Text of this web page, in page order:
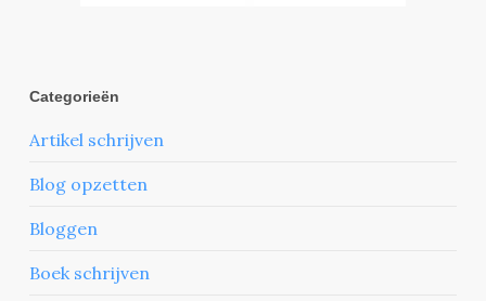
Categorieën
Artikel schrijven
Blog opzetten
Bloggen
Boek schrijven